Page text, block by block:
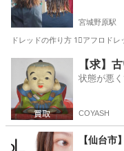
宮城野原駅
ドレッドの作り方 1⃣アフロド
仙台市 宮城野原
【求】
状態が悪
COYASH
【仙台市